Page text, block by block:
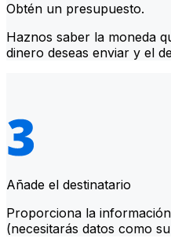
Obtén un presupuesto.
Haznos saber la moneda
dinero deseas enviar y el
Añade el destinatario
Proporciona la
(necesitarás datos como